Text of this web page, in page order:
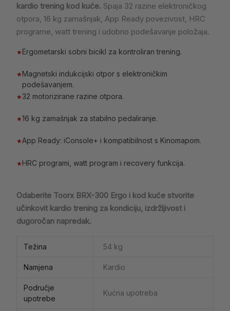
kardio trening kod kuće. Spaja 32 razine elektroničkog
otpora, 16 kg zamašnjak, App Ready povezivost, HRC
programe, watt trening i udobno podešavanje položaja.
★Ergometarski sobni bicikl za kontroliran trening.
★Magnetski indukcijski otpor s elektroničkim
podešavanjem.
★32 motorizirane razine otpora.
★16 kg zamašnjak za stabilno pedaliranje.
★App Ready: iConsole+ i kompatibilnost s Kinomapom.
★HRC programi, watt program i recovery funkcija.
Odaberite Toorx BRX-300 Ergo i kod kuće stvorite
učinkovit kardio trening za kondiciju, izdržljivost i
dugoročan napredak.
Težina 54 kg
Namjena Kardio
Područje
upotrebe
Kućna upotreba